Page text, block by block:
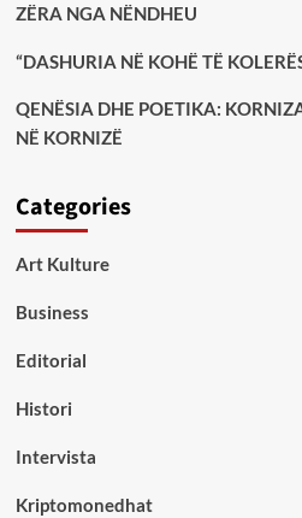
ZËRA NGA NËNDHEU
“DASHURIA NË KOHË TË
QENËSIA DHE POETIKA:
NË KORNIZË
Categories
Art Kulture
Business
Editorial
Histori
Intervista
Kriptomonedhat